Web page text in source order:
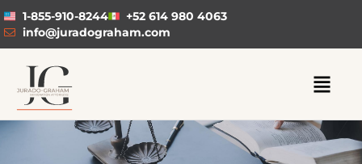
1-855-910-8244
+52 614 980 4063
info@juradograham.com